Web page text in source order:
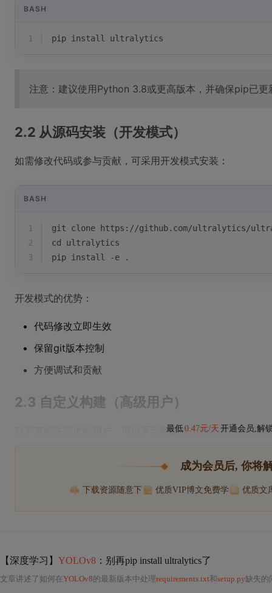
BASH
1 pip install ultralytics
注意：建议使用Python 3.8或更高版本，并确保pip已更
2.2 从源码安装（开发模式）
如需修改代码或参与贡献，可采用开发模式安装：
BASH
1 git clone https://github.com/ultralytics/
2
cd
ultralytics
3
pip install -e .
开发模式的优势：
代码修改立即生效
保留git版本控制
方便调试和贡献
2.3 自定义构建（高级用户）
对于有特殊需求的用户，可以手动创建虚拟环境并精确控制
最低0.47元/天 开通会员,解
成为会员后, 你将
下载资源随意下 优质VIP博文免费学 优质文
【深度学习】 YOLOv8 ：别再pip install ultralytics了
文章讲述了如何在YOLOv8的最新版本中处理requirements.txt和setup.py缺失的